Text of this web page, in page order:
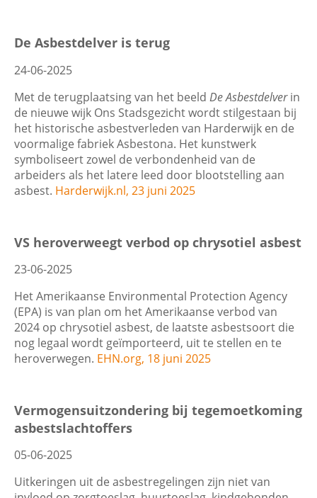
De Asbestdelver is terug
24-06-2025
Met de terugplaatsing van het beeld De Asbestdelverin
de nieuwe wijk Ons Stadsgezicht wordt stilgestaan bij
het historische asbestverleden van Harderwijk en de
voormalige fabriek Asbestona. Het kunstwerk
symboliseert zowel de verbondenheid van de
arbeiders als het latere leed door blootstelling aan
asbest. Harderwijk.nl, 23 juni 2025
VS heroverweegt verbod op chrysotiel asbest
23-06-2025
Het Amerikaanse Environmental Protection Agency
(EPA) is van plan om het Amerikaanse verbod van
2024 op chrysotiel asbest, de laatste asbestsoort die
nog legaal wordt geïmporteerd, uit te stellen en te
heroverwegen. EHN.org, 18 juni 2025
Vermogensuitzondering bij tegemoetkoming
asbestslachtoffers
05-06-2025
Uitkeringen uit de asbestregelingen zijn niet van